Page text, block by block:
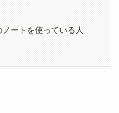
ートを使っている人